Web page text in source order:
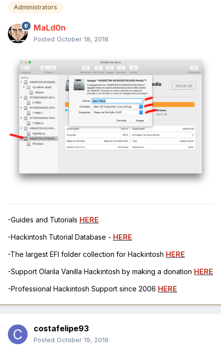
Administrators
MaLd0n
Posted October 18, 2018
-Guides and Tutorials HERE
-Hackintosh Tutorial Database - HERE
-The largest EFI folder collection for Hackintosh HERE
-Support Olarila Vanilla Hackintosh by making a donation HERE
-Professional Hackintosh Support since 2006 HERE
costafelipe93
Posted October 19, 2018